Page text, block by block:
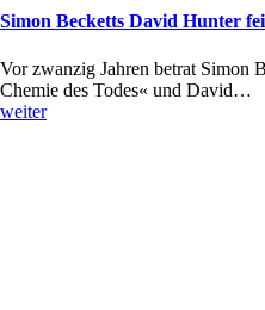
Simon Becketts David Hunter
Vor zwanzig Jahren betrat Simon
Chemie des Todes« und David…
weiter